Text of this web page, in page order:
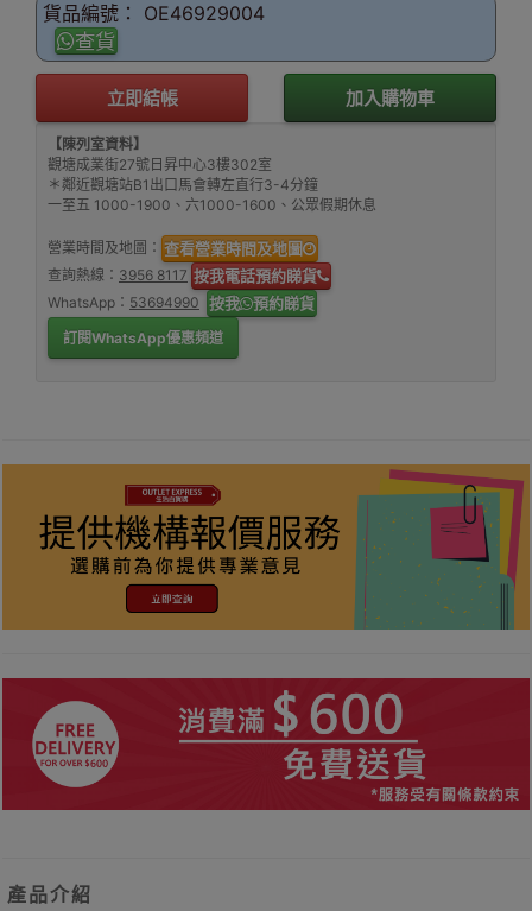
貨品編號： OE46929004
查貨
立即結帳 加入購物車
【陳列室資料】
觀塘成業街27號日昇中心3樓302室
＊鄰近觀塘站B1出口馬會轉左直行3-4分鐘
一至五 1000-1900、六1000-1600、公眾假期休息
營業時間及地圖： 查看營業時間及地圖
查詢熱線： 3956 8117 按我電話預約睇貨
WhatsApp： 53694990 按我 預約睇貨
訂閱WhatsApp優惠頻道
產品介紹